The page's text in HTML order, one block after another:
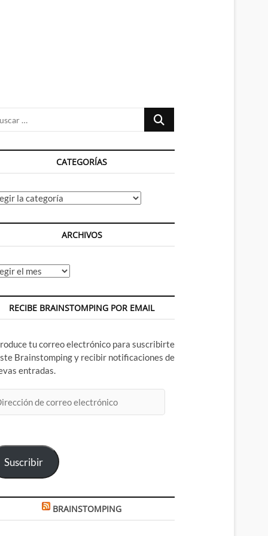
Buscar
CATEGORÍAS
ARCHIVOS
RECIBE BRAINSTOMPING POR EMAIL
tu correo electrónico para suscribirte
Brainstomping y recibir notificaciones de
entradas.
Suscribir
BRAINSTOMPING